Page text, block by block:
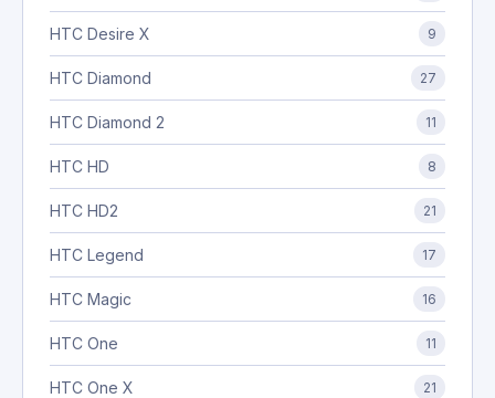
HTC Desire X 9
HTC Diamond 27
HTC Diamond 2 11
HTC HD 8
HTC HD2 21
HTC Legend 17
HTC Magic 16
HTC One 11
HTC One X 21